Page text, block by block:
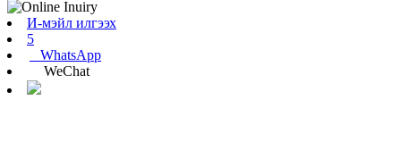
И-мэйл илгээх
5
WhatsApp
WeChat